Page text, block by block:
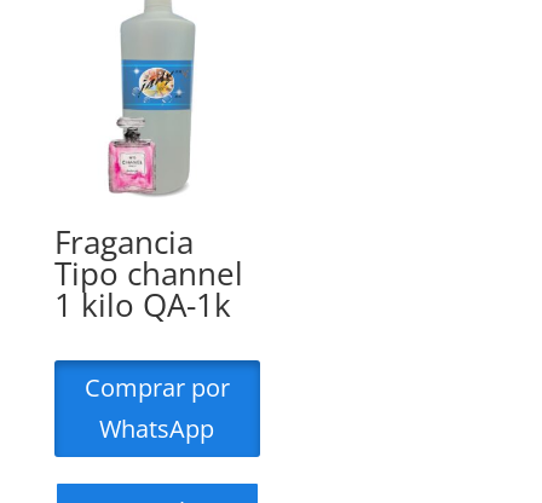
Fragancia
Tipo channel
1 kilo QA-1k
Comprar por
WhatsApp